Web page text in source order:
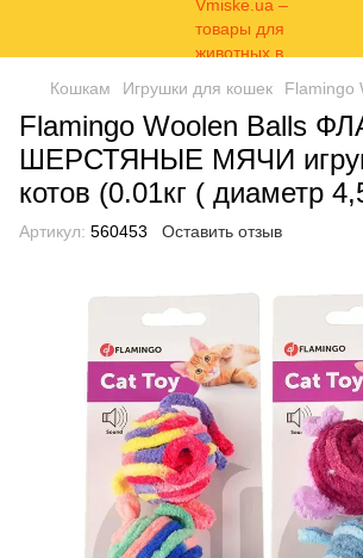
Кошкам Игрушки для кошек
Flamingo Woolen Balls
ШЕРСТЯНЫЕ МЯЧИ
котов (0.01кг ( диаметр
Артикул: 560453 Оставить отзыв